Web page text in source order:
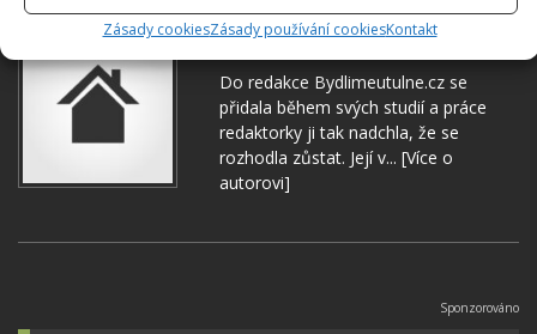
Zásady cookiesZásady používání cookiesKontakt
Hana Musilová
Do redakce Bydlimeutulne.cz se
přidala během svých studií a práce
redaktorky ji tak nadchla, že se
rozhodla zůstat. Její v... [Více o
autorovi]